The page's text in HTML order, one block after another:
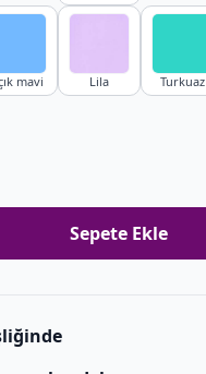
mavi Lila Turkuaz
Sepete Ekle